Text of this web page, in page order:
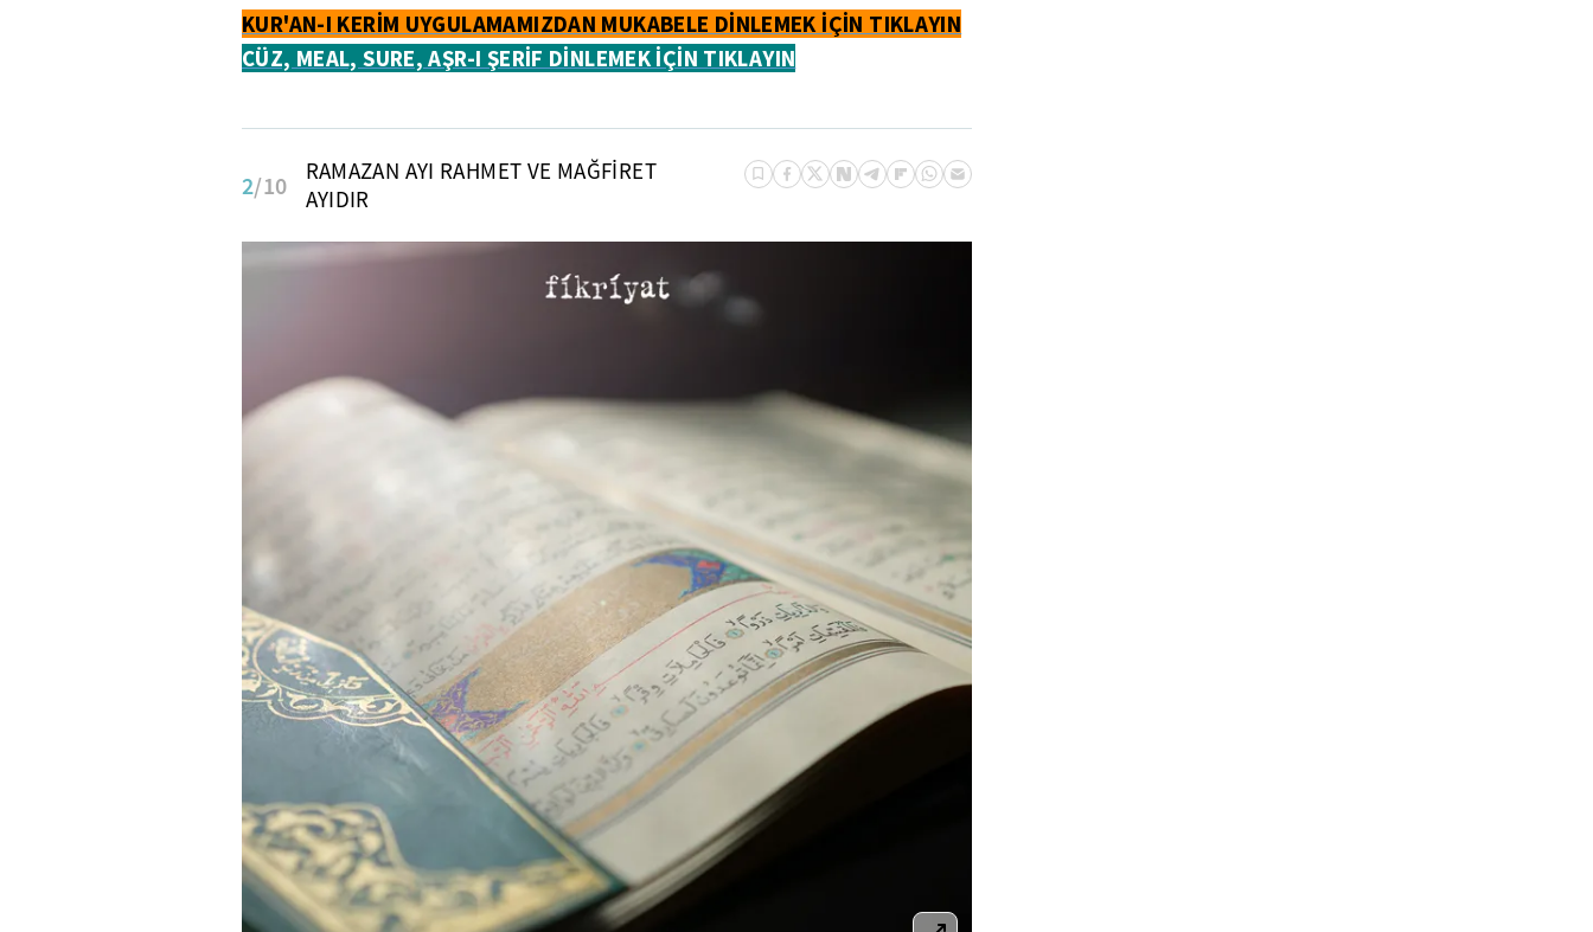
KUR'AN-I KERİM UYGULAMAMIZDAN MUKABELE DİNLEMEK İÇİN TIKLAYIN
CÜZ, MEAL, SURE, AŞR-I ŞERİF DİNLEMEK İÇİN TIKLAYIN
2/10
RAMAZAN AYI RAHMET VE MAĞFİRET
AYIDIR